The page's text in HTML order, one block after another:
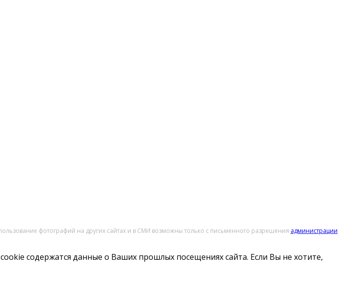
фотографий на других сайтах и в СМИ возможны только с письменного разрешения администрации
содержатся данные о Ваших прошлых посещениях сайта. Если Вы не хотите,